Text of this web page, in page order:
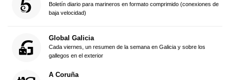
Boletín diario para marineros en formato comprimido (conexiones de
baja velocidad)
Global Galicia
Cada viernes, un resumen de la semana en Galicia y sobre los
gallegos en el exterior
A Coruña